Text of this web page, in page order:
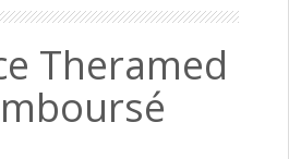
Theramed